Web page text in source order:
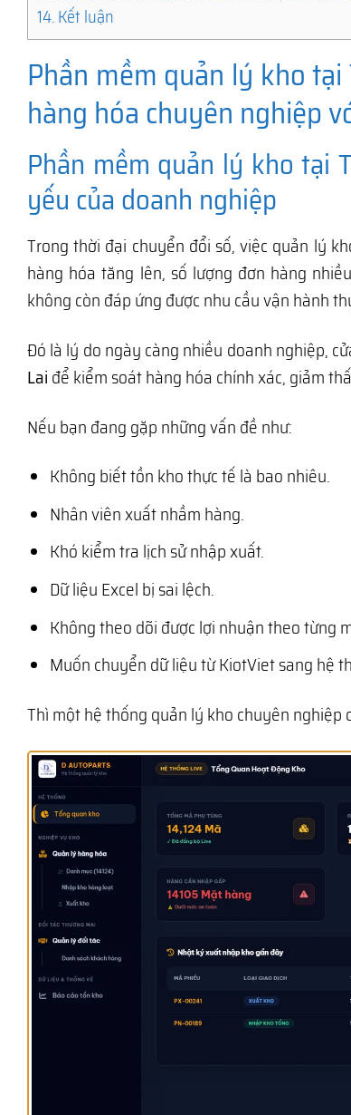
14.Kết luận
Phần mềm quản lý kho
hàng hóa chuyên nghiệp
Phần mềm quản lý kho tại
yếu của doanh nghiệp
Trong thời đại chuyển đổi số, việc quản lý
hàng hóa tăng lên, số lượng đơn hàng
không còn đáp ứng được nhu cầu vận hành
Đó là lý do ngày càng nhiều doanh nghiệp,
Lai để kiểm soát hàng hóa chính xác, giảm
Nếu bạn đang gặp những vấn đề như:
Không biết tồn kho thực tế là bao nhiêu.
Nhân viên xuất nhầm hàng.
Khó kiểm tra lịch sử nhập xuất.
Dữ liệu Excel bị sai lệch.
Không theo dõi được lợi nhuận theo từng
Muốn chuyển dữ liệu từ KiotViet sang hệ
Thì một hệ thống quản lý kho chuyên